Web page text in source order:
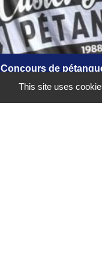
Concours de
This site uses